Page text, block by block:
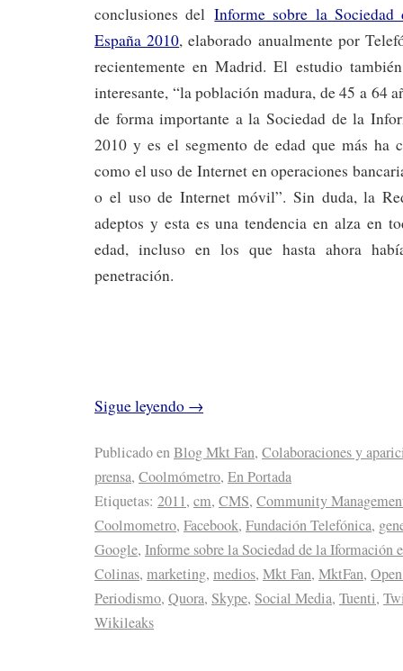
conclusiones delInforme sobre la
España 2010, elaborado anualmente por
recientemente en Madrid. El estudio
interesante, “la población madura, de 45 a 64
de forma importante a la Sociedad de la
2010 y es el segmento de edad que más ha
como el uso de Internet en operaciones
o el uso de Internet móvil”. Sin duda, la
adeptos y esta es una tendencia en alza en
edad, incluso en los que hasta ahora
penetración.
Sigue leyendo →
Publicado enBlog Mkt Fan, Colaboraciones y
prensa, Coolmómetro, En Portada
Etiquetas: 2011, cm, CMS, Community
Coolmometro, Facebook, Fundación Telefónica,
Google, Informe sobre la Sociedad de la Iformación
Colinas, marketing, medios, Mkt Fan, MktFan,
Periodismo, Quora, Skype, Social Media, Tuenti,
Wikileaks